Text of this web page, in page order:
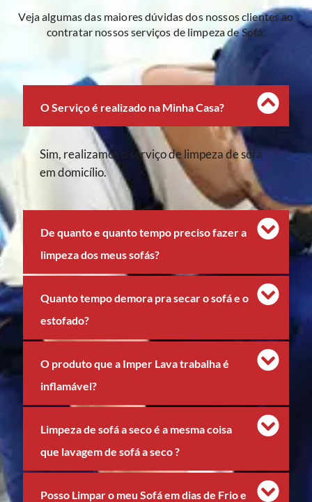
Veja algumas das maiores dúvidas dos nossos clientes ao
contratar nossos serviços de limpeza de Sofá:
O Serviço é realizado na Minha Casa?
Sim, realizamos o serviço de limpeza de sofá
em domicílio.
De quanto e quanto tempo preciso fazer a
limpeza dos meus sofás?
Quanto tempo demora pra secar o sofá e o
estofado?
O produto que a Imper Lava trabalha é
inflamável?
Limpeza de sofá a seco é a mesma coisa
que lavagem de sofá a seco ?
Posso Limpar o meu Sofá em dias de Frio e